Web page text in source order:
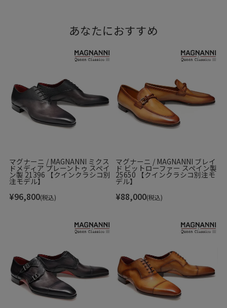
あなたにおすすめ
マグナーニ / MAGNANNI ミクス
ドメディア プレーントゥ スペイ
ン製 21396 【クインクラシコ別
注モデル】
¥96,800(税込)
マグナーニ / MAGNANNI ブレイ
ド ビットローファー スペイン製
25650 【クインクラシコ別注モ
デル】
¥88,000(税込)